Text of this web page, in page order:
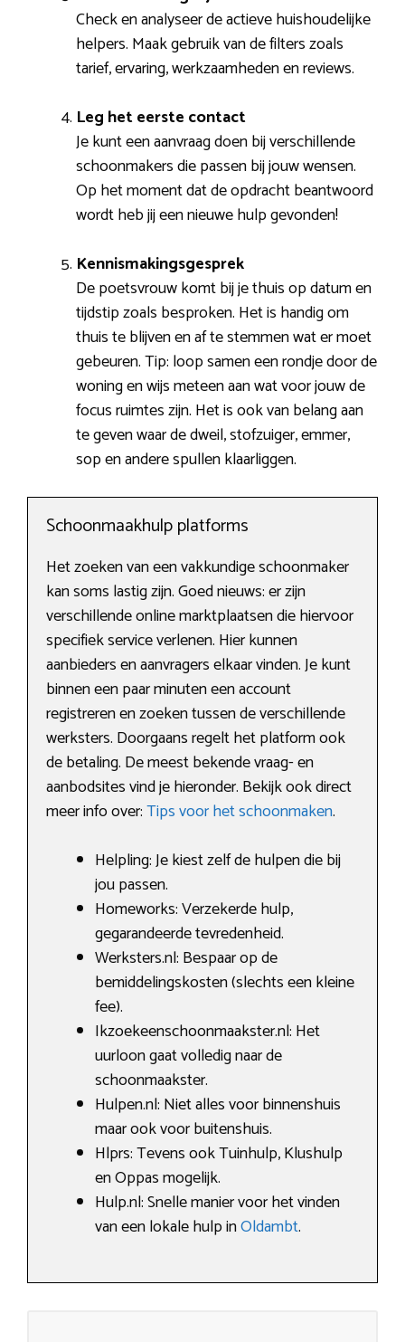
Check en analyseer de actieve huishoudelijke
helpers. Maak gebruik van de filters zoals
tarief, ervaring, werkzaamheden en reviews.
Leg het eerste contact
Je kunt een aanvraag doen bij verschillende
schoonmakers die passen bij jouw wensen.
Op het moment dat de opdracht beantwoord
wordt heb jij een nieuwe hulp gevonden!
Kennismakingsgesprek
De poetsvrouw komt bij je thuis op datum en
tijdstip zoals besproken. Het is handig om
thuis te blijven en af te stemmen wat er moet
gebeuren. Tip: loop samen een rondje door de
woning en wijs meteen aan wat voor jouw de
focus ruimtes zijn. Het is ook van belang aan
te geven waar de dweil, stofzuiger, emmer,
sop en andere spullen klaarliggen.
Schoonmaakhulp platforms
Het zoeken van een vakkundige schoonmaker
kan soms lastig zijn. Goed nieuws: er zijn
verschillende online marktplaatsen die hiervoor
specifiek service verlenen. Hier kunnen
aanbieders en aanvragers elkaar vinden. Je kunt
binnen een paar minuten een account
registreren en zoeken tussen de verschillende
werksters. Doorgaans regelt het platform ook
de betaling. De meest bekende vraag- en
aanbodsites vind je hieronder. Bekijk ook direct
meer info over:Tips voor het schoonmaken.
Helpling: Je kiest zelf de hulpen die bij
jou passen.
Homeworks: Verzekerde hulp,
gegarandeerde tevredenheid.
Werksters.nl: Bespaar op de
bemiddelingskosten (slechts een kleine
fee).
Ikzoekeenschoonmaakster.nl: Het
uurloon gaat volledig naar de
schoonmaakster.
Hulpen.nl: Niet alles voor binnenshuis
maar ook voor buitenshuis.
Hlprs: Tevens ook Tuinhulp, Klushulp
en Oppas mogelijk.
Hulp.nl: Snelle manier voor het vinden
van een lokale hulp inOldambt.